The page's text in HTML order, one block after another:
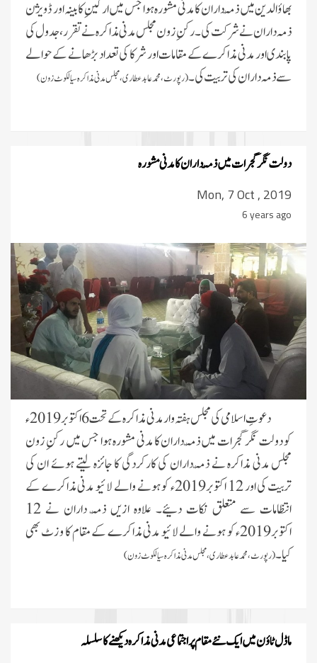
بھاؤالدین میں ذمّہ داران کا مدنی مشورہ ہوا جس میں ارکینِ کابینہ اور ڈویژن
ذمہ داران نے شرکت کی۔رکنِ زون مجلس مدنی مذاکرہ نے تقرر، جدول کی
پابندی اور مدنی مذاکرے کے مقامات اور شرکا کی تعداد بڑھانے کے حوالے
سے ذمہ داران کی تربیت کی۔(رپورٹ،محمد عابد عطاری، مجلس مدنی مذاکرہ سیالکوٹ زون)
دولت نگر گجرات میں ذمّہ داران کا مدنی مشورہ
Mon, 7 Oct , 2019
6 years ago
دعوتِ اسلامی کی مجلس ہفتہ وار مدنی مذاکرہ کے تحت 6 اکتوبر2019ء
کو دولت نگر گجرات میں ذمّہ داران کا مدنی مشورہ ہوا جس میں رکنِ زون
مجلس مدنی مذاکرہ نے ذمّہ داران کی کارکردگی کا جائزہ لیتے ہوئے ان کی
تربیت کی اور 12 اکتوبر2019ء کو ہونے والے لائیو مدنی مذاکرے کے
انتظامات سے متعلق نکات دئیے۔ علاوہ ازیں ذمّہ داران نے 12
اکتوبر2019ء کو ہونے والے لائیو مدنی مذاکرے کے مقام کا وزٹ بھی
کیا۔(رپورٹ،محمد عابد عطاری، مجلس مدنی مذاکرہ سیالکوٹ زون)
ماڈل ٹاؤن میں ایک نئے مقام پر اجتماعی مدنی مذاکرہ دیکھنے کا سلسلہ